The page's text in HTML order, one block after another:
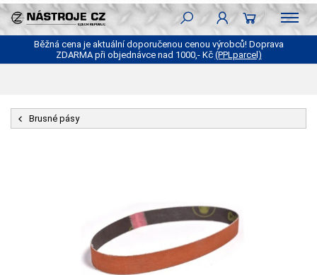
Běžná cena je aktuální doporučenou cenou výrobců! Doprava
ZDARMA při objednávce nad 1000,- Kč (PPLparcel)
Brusné pásy